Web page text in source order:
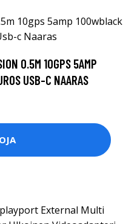
0.5M 10GPS 5AMP
USB-C NAARAS